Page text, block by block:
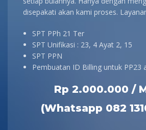
disepakati akan kami proses.
SPT PPh 21 Ter
SPT Unifikasi : 23, 4 Ayat 2, 15
SPT PPN
Pembuatan ID Billing untuk PP23
Rp 2.000.000 /
(Whatsapp 082